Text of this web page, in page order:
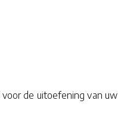
de uitoefening van uw